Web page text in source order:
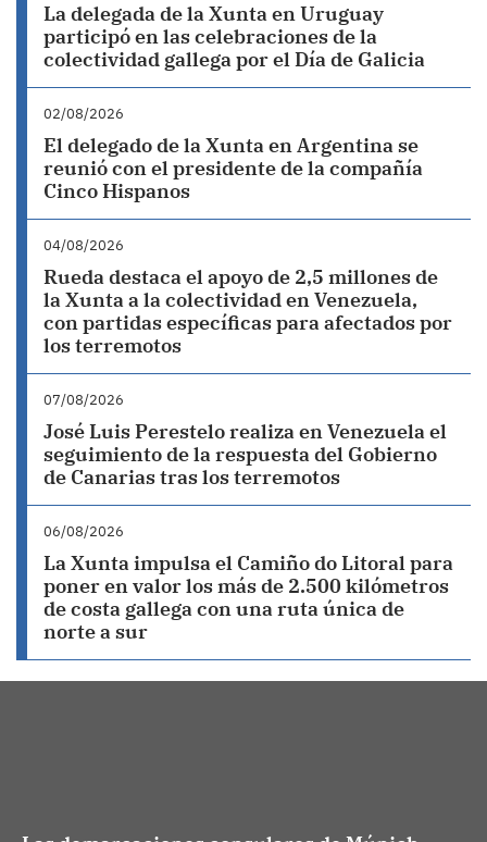
La delegada de la Xunta en Uruguay
participó en las celebraciones de la
colectividad gallega por el Día de Galicia
02/08/2026
El delegado de la Xunta en Argentina se
reunió con el presidente de la compañía
Cinco Hispanos
04/08/2026
Rueda destaca el apoyo de 2,5 millones de
la Xunta a la colectividad en Venezuela,
con partidas específicas para afectados por
los terremotos
07/08/2026
José Luis Perestelo realiza en Venezuela el
seguimiento de la respuesta del Gobierno
de Canarias tras los terremotos
06/08/2026
La Xunta impulsa el Camiño do Litoral para
poner en valor los más de 2.500 kilómetros
de costa gallega con una ruta única de
norte a sur